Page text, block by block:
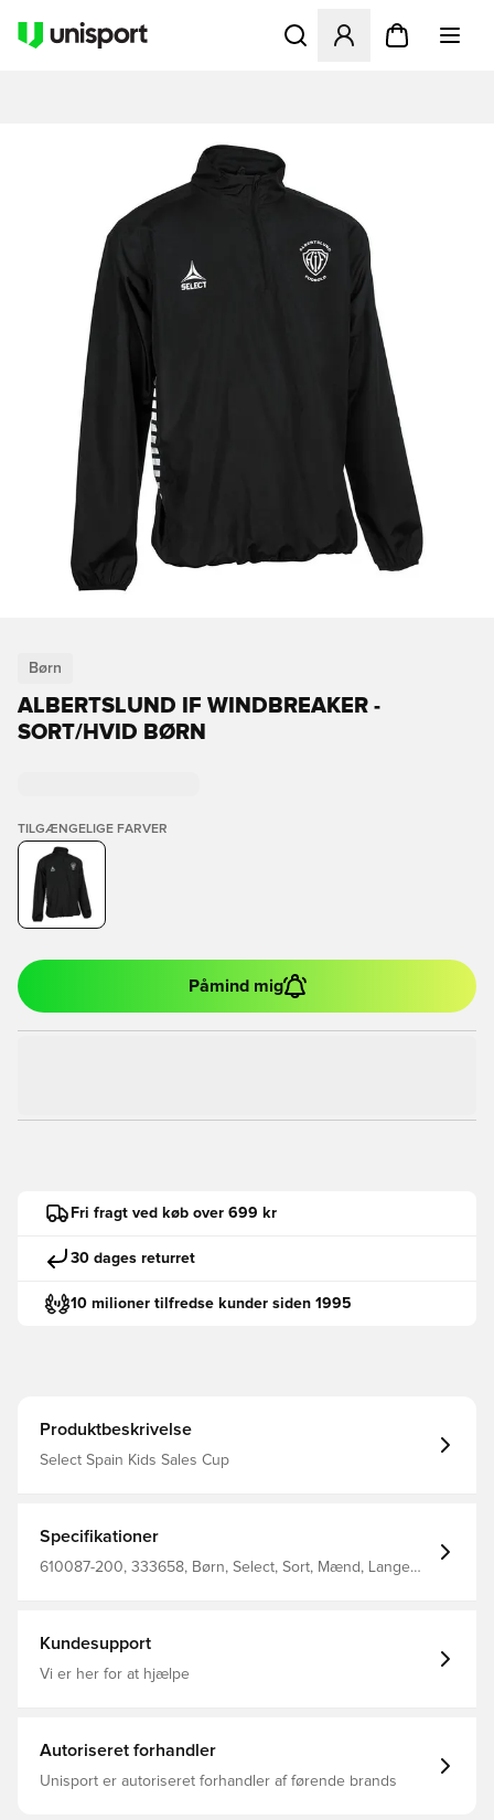
Åbner en Modal til at
Børn
ALBERTSLUND IF WINDBREAKER -
SORT/HVID BØRN
TILGÆNGELIGE FARVER
Påmind mig
Fri fragt ved køb over 699 kr
30 dages returret
10 milioner tilfredse kunder siden 1995
Produktbeskrivelse
Select Spain Kids Sales Cup
Specifikationer
610087-200, 333658, Børn, Select, Sort, Mænd, Lange
Kundesupport
Vi er her for at hjælpe
Autoriseret forhandler
Unisport er autoriseret forhandler af førende brands